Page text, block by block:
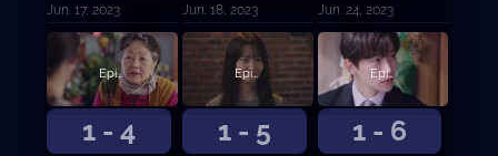
Jun. 17, 2023 Jun. 18, 2023 Jun. 24, 2023
1 - 4
Episodio 4
1 - 5
Episodio 5
1 - 6
Episodio 6